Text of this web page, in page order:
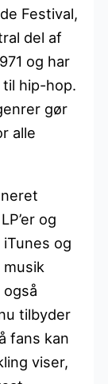
Festival,
del af
og har
hip-hop.
gør
alle
og
og
tilbyder
fans kan
viser,